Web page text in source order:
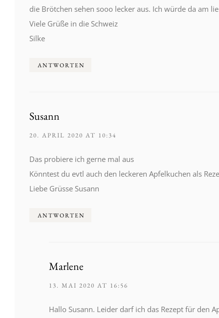
die Brötchen sehen sooo lecker aus. Ich würde da am
Viele Grüße in die Schweiz
Silke
ANTWORTEN
Susann
20. APRIL 2020 AT 10:34
Das probiere ich gerne mal aus
Könntest du evtl auch den leckeren Apfelkuchen als
Liebe Grüsse Susann
ANTWORTEN
Marlene
13. MAI 2020 AT 16:56
Hallo Susann. Leider darf ich das Rezept für den